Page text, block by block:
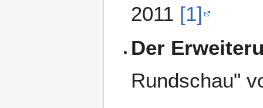
2011 [1]
Der
Rundschau"